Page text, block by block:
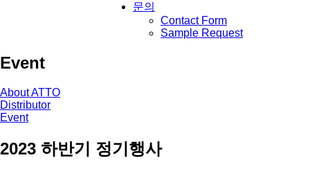
문의
Contact Form
Sample Request
Event
About ATTO
Distributor
Event
2023 하반기 정기행사